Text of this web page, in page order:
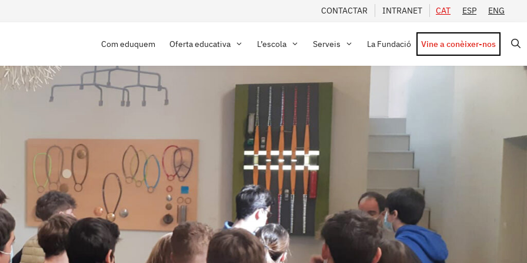
CONTACTAR INTRANET CAT ESP ENG
Com eduquem Oferta educativa L’escola Serveis La Fundació Vine a conèixer-nos